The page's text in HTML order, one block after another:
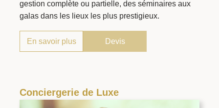
gestion complète ou partielle, des séminaires aux
galas dans les lieux les plus prestigieux.
En savoir plus Devis
Conciergerie de Luxe